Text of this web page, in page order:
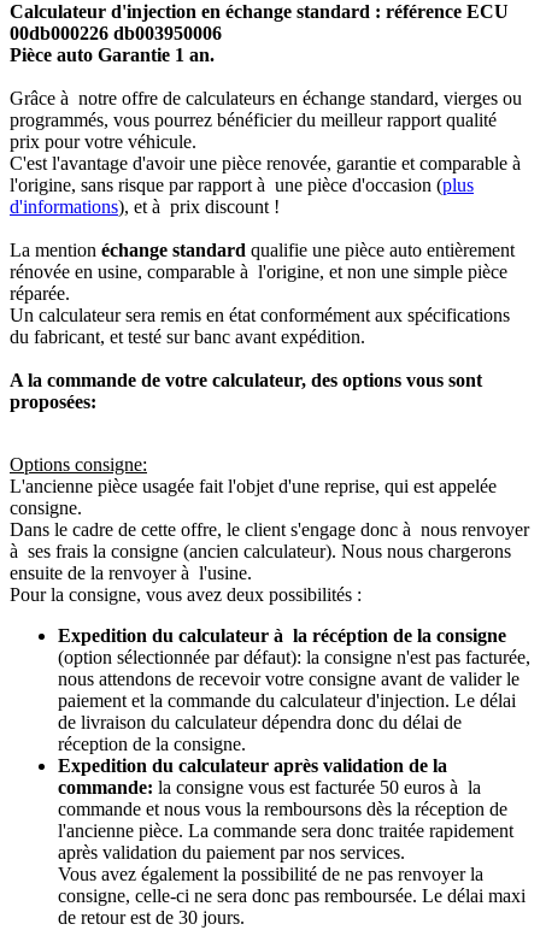
Calculateur d'injection en échange standard : référence ECU
00db000226 db003950006
Pièce auto Garantie 1 an.
Grâce à notre offre de calculateurs en échange standard, vierges ou
programmés, vous pourrez bénéficier du meilleur rapport qualité
prix pour votre véhicule.
C'est l'avantage d'avoir une pièce renovée, garantie et comparable à
l'origine, sans risque par rapport à une pièce d'occasion (plus
d'informations), et à prix discount !
La mention échange standard qualifie une pièce auto entièrement
rénovée en usine, comparable à l'origine, et non une simple pièce
réparée.
Un calculateur sera remis en état conformément aux spécifications
du fabricant, et testé sur banc avant expédition.
A la commande de votre calculateur, des options vous sont
proposées:
Options consigne:
L'ancienne pièce usagée fait l'objet d'une reprise, qui est appelée
consigne.
Dans le cadre de cette offre, le client s'engage donc à nous renvoyer
à ses frais la consigne (ancien calculateur). Nous nous chargerons
ensuite de la renvoyer à l'usine.
Pour la consigne, vous avez deux possibilités :
Expedition du calculateur à la récéption de la consigne
(option sélectionnée par défaut): la consigne n'est pas facturée,
nous attendons de recevoir votre consigne avant de valider le
paiement et la commande du calculateur d'injection. Le délai
de livraison du calculateur dépendra donc du délai de
réception de la consigne.
Expedition du calculateur après validation de la
commande: la consigne vous est facturée 50 euros à la
commande et nous vous la remboursons dès la réception de
l'ancienne pièce. La commande sera donc traitée rapidement
après validation du paiement par nos services.
Vous avez également la possibilité de ne pas renvoyer la
consigne, celle-ci ne sera donc pas remboursée. Le délai maxi
de retour est de 30 jours.